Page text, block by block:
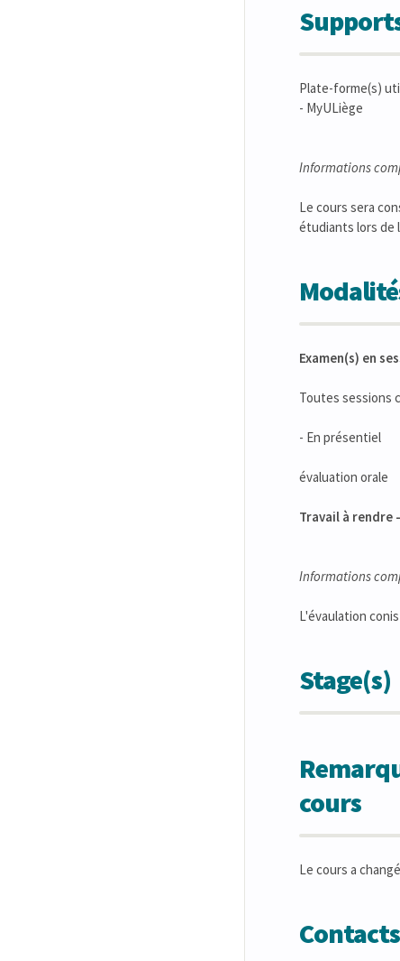
Plate-forme(s)
- MyULiège
Informations
Le cours sera
étudiants lors de
Examen(s) en
Toutes sessions
- En présentiel
évaluation orale
Travail à rendre
Informations
L'évaulation
Stage(s)
cours
Le cours a
Contacts